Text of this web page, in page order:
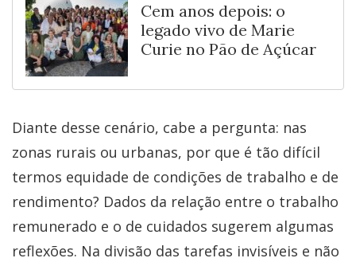
Cem anos depois: o
legado vivo de Marie
Curie no Pão de Açúcar
Diante desse cenário, cabe a pergunta: nas
zonas rurais ou urbanas, por que é tão difícil
termos equidade de condições de trabalho e de
rendimento? Dados da relação entre o trabalho
remunerado e o de cuidados sugerem algumas
reflexões. Na divisão das tarefas invisíveis e não